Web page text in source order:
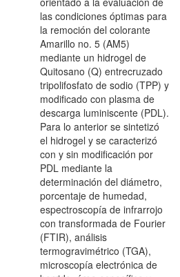
las condiciones óptimas para
la remoción del colorante
Amarillo no. 5 (AM5)
mediante un hidrogel de
Quitosano (Q) entrecruzado
tripolifosfato de sodio (TPP) y
modificado con plasma de
descarga luminiscente (PDL).
Para lo anterior se sintetizó
el hidrogel y se caracterizó
con y sin modificación por
PDL mediante la
determinación del diámetro,
porcentaje de humedad,
espectroscopía de infrarrojo
con transformada de Fourier
(FTIR), análisis
termogravimétrico (TGA),
microscopía electrónica de